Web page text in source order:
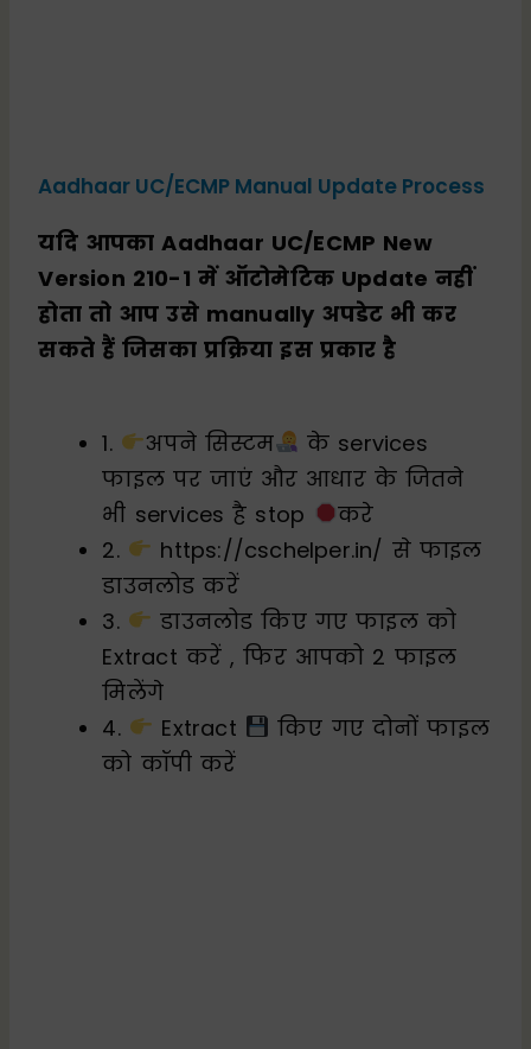
Aadhaar UC/ECMP Manual Update Process
यदि आपका Aadhaar UC/ECMP New
Version 210-1 में ऑटोमेटिक Update नहीं
होता तो आप उसे manually अपडेट भी कर
सकते हैं जिसका प्रक्रिया इस प्रकार है
1. अपने सिस्टम
के services
फाइल पर जाएं और आधार के जितने
भी services है stop
करे
2.
https://cschelper.in/ से फाइल
डाउनलोड करें
3.
डाउनलोड किए गए फाइल को
Extract करें , फिर आपको 2 फाइल
मिलेंगे
4.
Extract
किए गए दोनों फाइल
को कॉपी करें